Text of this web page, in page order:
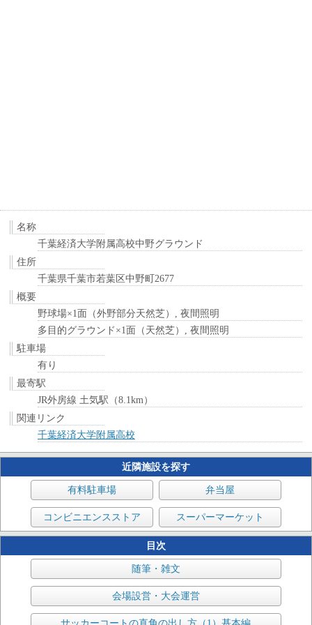
名称
千葉経済大学附属高校中野グラウンド
住所
千葉県千葉市若葉区中野町2677
概要
野球場×1面（外野部分天然芝）, 夜間照明
多目的グラウンド×1面（天然芝）, 夜間照明
駐車場
有り
最寄駅
JR外房線 土気駅（8.1km）
関連リンク
千葉経済大学附属高校
近隣施設を探す
有料駐車場 弁当屋
コンビニエンスストア スーパーマーケット
目次
随筆・雑文
会場設営・大会運営